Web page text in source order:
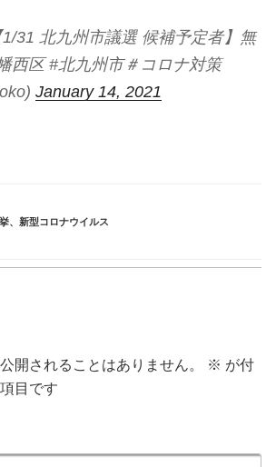
31 北九州市議選 候補予定者】無
西区 #北九州市＃コロナ対策
January 14, 2021
、 新型コロナウイルス
開されることはありません。 ※ が付
目です